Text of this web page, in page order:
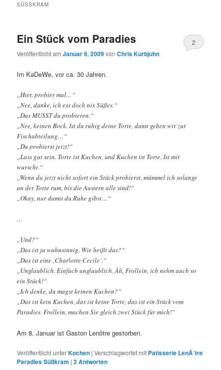
SÜSSKRAM
Ein Stück vom Paradies
Veröffentlicht amJanuar 9, 2009vonChris Kurbjuhn
2
Im KaDeWe, vor ca. 30 Jahren.
„Hier, probier mal…“
„Nee, danke, ich ess doch nix Süßes.“
„Das MUSST du probieren.“
„Nee, keinen Bock. Ist du ruhig deine Torte, dann gehen wir zur
Fischabteilung…“
„Du probierst jetzt!“
„Lass gut sein. Torte ist Kuchen, und Kuchen ist Torte. Ist mir
wurscht.“
„Wenn du jetzt nicht sofort ein Stück probierst, mümmel ich solange
an der Torte rum, bis die Austern alle sind!“
„Okay, nur damit du Ruhe gibst…“
…
„Und?“
„Das ist ja wahnsinnig. Wie heißt das?“
„Das ist eine ‚Charlotte Cecile‘.“
„Unglaublich. Einfach unglaublich. Äh, Frollein, ich nehm auch so
ein Stück!“
„Ich denke, du magst keinen Kuchen?“
„Das ist kein Kuchen, das ist keine Torte, das ist ein Stück vom
Paradies. Frollein, machen Sie gleich zwei Stück für mich!“
Am 8. Januar ist Gaston Lenôtre gestorben.
Veröffentlicht unterKochen |Verschlagwortet mit Patisserie LenÃ´tre
Paradies Süßkram |2Antworten